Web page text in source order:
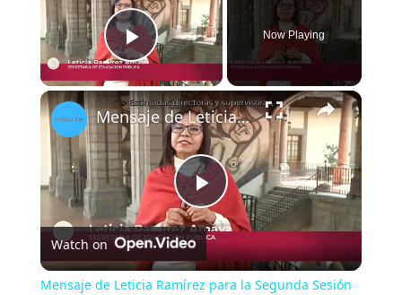
Play Video
Now Playing
×
Play
Video
Mensaje de Leticia Ramírez para la Segunda Sesión Ordinaria del CTE 2023-2024: Supervisores y Directores
Watch on
Mensaje de Leticia Ramírez para la Segunda Sesión